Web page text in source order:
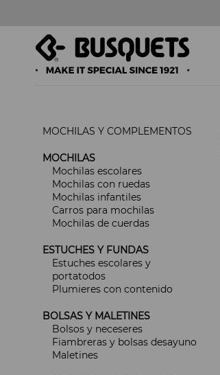
MOCHILAS Y COMPLEMENTOS
MOCHILAS
Mochilas escolares
Mochilas con ruedas
Mochilas infantiles
Carros para mochilas
Mochilas de cuerdas
ESTUCHES Y FUNDAS
Estuches escolares y
portatodos
Plumieres con contenido
BOLSAS Y MALETINES
Bolsos y neceseres
Fiambreras y bolsas desayuno
Maletines